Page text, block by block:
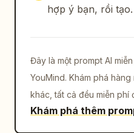
hợp ý bạn, rồi tạo.
Đây là một prompt AI
YouMind. Khám phá
khác, tất cả đều miễn phí
Khám phá thêm